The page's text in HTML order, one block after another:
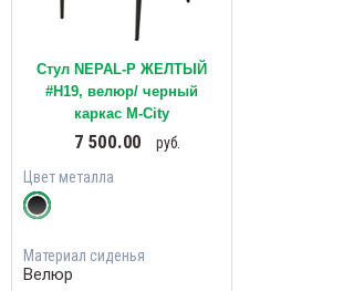
Стул NEPAL-P ЖЕЛТЫЙ
#H19, велюр/ черный
каркас М-City
7 500.00
руб.
Цвет металла
Материал сиденья
Велюр